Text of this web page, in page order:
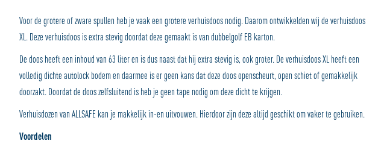
Voor de grotere of zware spullen heb je vaak een grotere verhuisdoos nodig. Daarom ontwikkelden wij de verhuisdoos
XL. Deze verhuisdoos is extra stevig doordat deze gemaakt is van dubbelgolf EB karton.
De doos heeft een inhoud van 63 liter en is dus naast dat hij extra stevig is, ook groter. De verhuisdoos XL heeft een
volledig dichte autolock bodem en daarmee is er geen kans dat deze doos openscheurt, open schiet of gemakkelijk
doorzakt. Doordat de doos zelfsluitend is heb je geen tape nodig om deze dicht te krijgen.
Verhuisdozen van ALLSAFE kan je makkelijk in-en uitvouwen. Hierdoor zijn deze altijd geschikt om vaker te gebruiken.
Voordelen